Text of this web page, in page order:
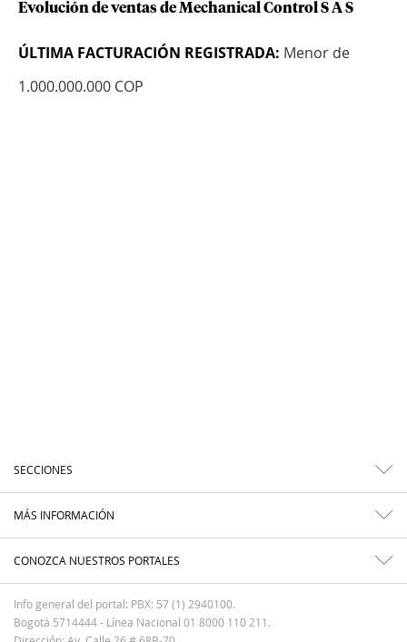
Evolución de ventas de Mechanical Control S A S
ÚLTIMA FACTURACIÓN REGISTRADA: Menor de
1.000.000.000 COP
SECCIONES
MÁS INFORMACIÓN
CONOZCA NUESTROS PORTALES
Info general del portal: PBX: 57 (1) 2940100.
Bogotá 5714444 - Línea Nacional 01 8000 110 211.